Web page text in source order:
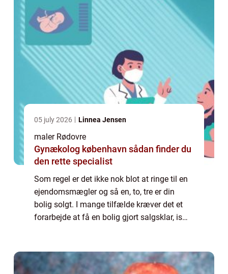
05 july 2026 Linnea Jensen
maler Rødovre
Gynækolog københavn sådan finder du
den rette specialist
Som regel er det ikke nok blot at ringe til en
ejendomsmægler og så en, to, tre er din
bolig solgt. I mange tilfælde kræver det et
forarbejde at få en bolig gjort salgsklar, især